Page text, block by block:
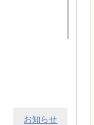
お知らせ